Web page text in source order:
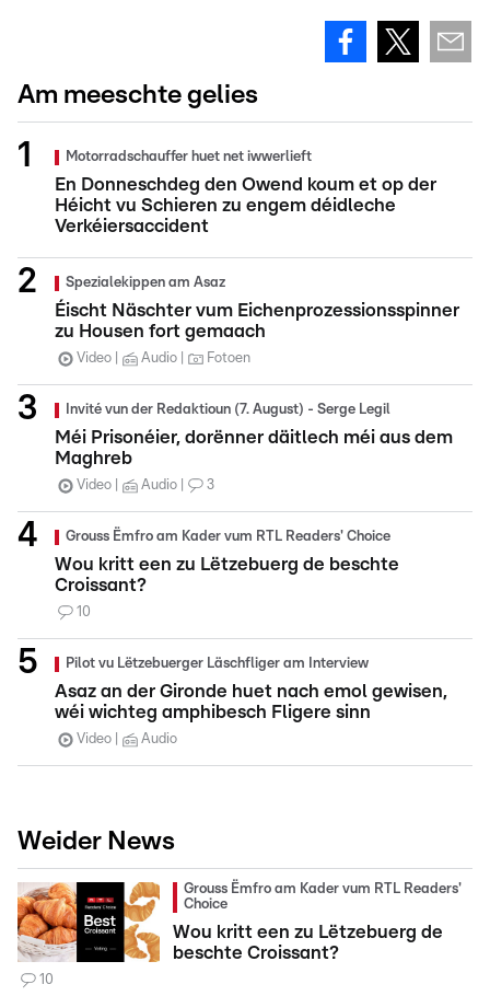
Am meeschte gelies
Motorradschauffer huet net iwwerlieft
En Donneschdeg den Owend koum et op der
Héicht vu Schieren zu engem déidleche
Verkéiersaccident
Spezialekippen am Asaz
Éischt Näschter vum Eichenprozessionsspinner
zu Housen fort gemaach
Video Audio Fotoen
Invité vun der Redaktioun (7. August) - Serge Legil
Méi Prisonéier, dorënner däitlech méi aus dem
Maghreb
Video Audio 3
Grouss Ëmfro am Kader vum RTL Readers' Choice
Wou kritt een zu Lëtzebuerg de beschte
Croissant?
10
Pilot vu Lëtzebuerger Läschfliger am Interview
Asaz an der Gironde huet nach emol gewisen,
wéi wichteg amphibesch Fligere sinn
Video Audio
Weider News
Grouss Ëmfro am Kader vum RTL Readers'
Choice
Wou kritt een zu Lëtzebuerg de
beschte Croissant?
10